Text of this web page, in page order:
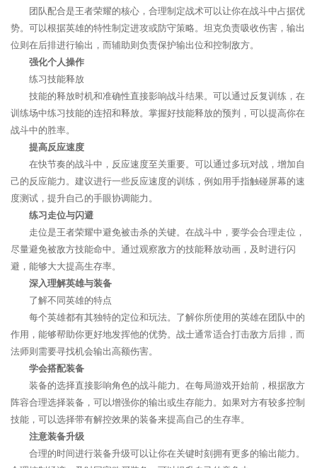
团队配合是王者荣耀的核心，合理制定战术可以让你在战斗中占据优
势。可以根据英雄的特性制定进攻或防守策略。坦克负责吸收伤害，输出
位则在后排进行输出，而辅助则负责保护输出位和控制敌方。
强化个人操作
练习技能释放
技能的释放时机和准确性直接影响战斗结果。可以通过反复训练，在
训练场中练习技能的连招和释放。掌握好技能释放的预判，可以提高你在
战斗中的胜率。
提高反应速度
在快节奏的战斗中，反应速度至关重要。可以通过多玩对战，增加自
己的反应能力。建议进行一些反应速度的训练，例如用手指触碰屏幕的速
度测试，提升自己的手眼协调能力。
练习走位与闪避
走位是王者荣耀中避免被击杀的关键。在战斗中，要学会合理走位，
尽量避免被敌方技能命中。通过观察敌方的技能释放动画，及时进行闪
避，能够大大提高生存率。
深入理解英雄与装备
了解不同英雄的特点
每个英雄都有其独特的定位和玩法。了解你所使用的英雄在团队中的
作用，能够帮助你更好地发挥他的优势。战士通常适合打击敌方后排，而
法师则需要寻找机会输出高额伤害。
学会搭配装备
装备的选择直接影响角色的战斗能力。在每局游戏开始前，根据敌方
阵容合理选择装备，可以增强你的输出或生存能力。如果对方有较多控制
技能，可以选择带有解控效果的装备来提高自己的生存率。
注意装备升级
合理的时间进行装备升级可以让你在关键时刻拥有更多的输出能力。